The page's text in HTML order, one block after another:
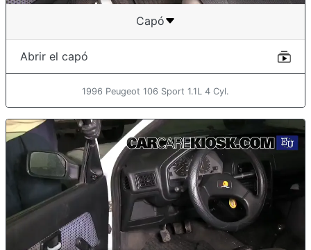
Capó
Abrir el capó
1996 Peugeot 106 Sport 1.1L 4 Cyl.